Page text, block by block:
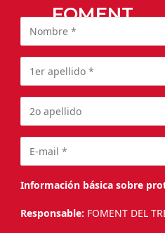
FOMENT
Información básica sobre
Responsable: FOMENT DEL